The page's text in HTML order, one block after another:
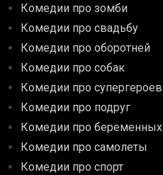
Комедии про зомби
Комедии про свадьбу
Комедии про оборотней
Комедии про собак
Комедии про супергероев
Комедии про подруг
Комедии про беременных
Комедии про самолеты
Комедии про спорт